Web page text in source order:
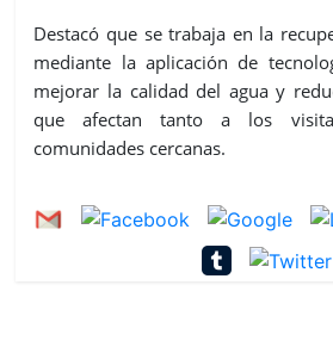
Destacó que se trabaja en la
mediante la aplicación de
mejorar la calidad del agua y
que afectan tanto a los
comunidades cercanas.